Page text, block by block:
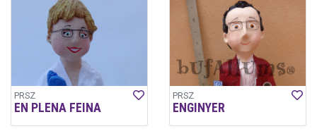
PRSZ
EN PLENA FEINA
PRSZ
ENGINYER